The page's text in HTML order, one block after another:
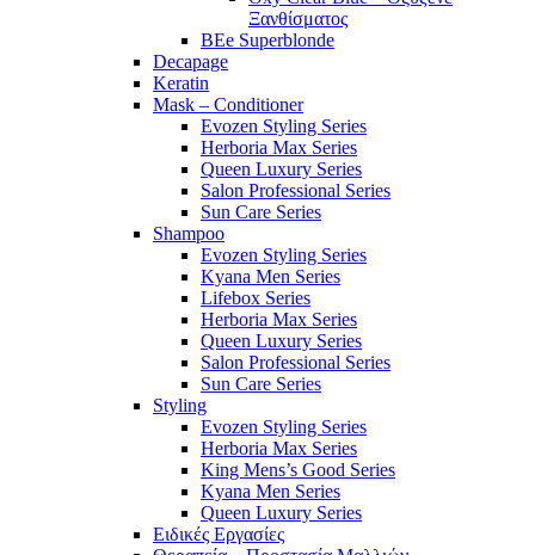
Ξανθίσματος
BEe Superblonde
Decapage
Keratin
Mask – Conditioner
Evozen Styling Series
Herboria Max Series
Queen Luxury Series
Salon Professional Series
Sun Care Series
Shampoo
Evozen Styling Series
Kyana Men Series
Lifebox Series
Herboria Max Series
Queen Luxury Series
Salon Professional Series
Sun Care Series
Styling
Evozen Styling Series
Herboria Max Series
King Mens’s Good Series
Kyana Men Series
Queen Luxury Series
Ειδικές Εργασίες